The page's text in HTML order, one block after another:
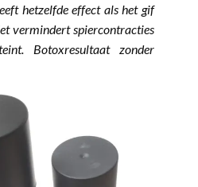
hetzelfde effect als het gif
vermindert spiercontracties
Botoxresultaat zonder